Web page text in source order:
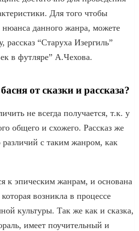
Для того чтобы
нюанса данного жанра, можете
рассказ “Старуха Изергиль”
в футляре” А.Чехова.
от сказки и рассказа?
не всегда получается, т.к. у
общего и схожего. Рассказ же
с таким жанром, как
к эпическим жанрам, и основана
возникла в процессе
культуры. Так же как и сказка,
имеет поучительный и